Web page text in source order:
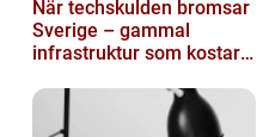
När techskulden bromsar
Sverige – gammal
infrastruktur som kostar